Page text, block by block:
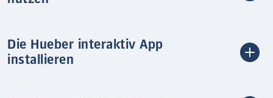
Die Hueber interaktiv App
installieren